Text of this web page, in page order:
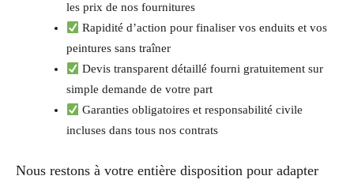
les prix de nos fournitures
Rapidité d’action pour finaliser vos enduits et vos
peintures sans traîner
Devis transparent détaillé fourni gratuitement sur
simple demande de votre part
Garanties obligatoires et responsabilité civile
incluses dans tous nos contrats
Nous restons à votre entière disposition pour adapter